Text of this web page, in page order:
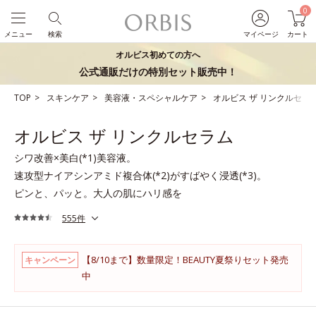
マイページ
0
カート
検索
メニュー
オルビス初めての方へ
公式通販だけの特別セット販売中！
TOP スキンケア 美容液・スペシャルケア オルビス ザ リンクルセラ
オルビス ザ リンクルセラム
シワ改善×美白(*1)美容液。
速攻型ナイアシンアミド複合体(*2)がすばやく浸透(*3)。
ピンと、パッと。大人の肌にハリ感を
555件
キャンペーン
【8/10まで】数量限定！BEAUTY夏祭りセット発売
中